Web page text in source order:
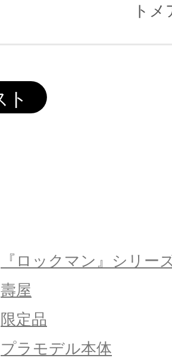
トメ
『ロックマン』シリー
壽屋
限定品
プラモデル本体